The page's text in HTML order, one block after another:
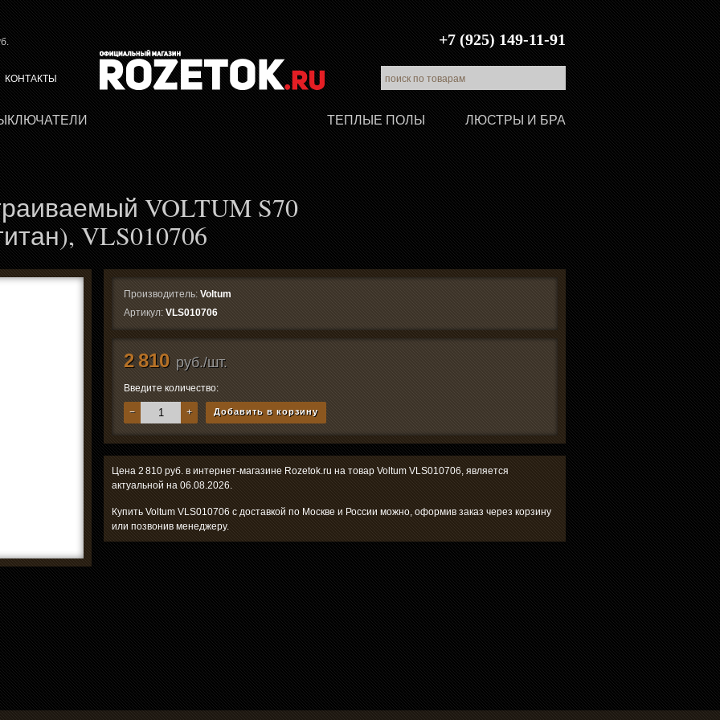
+7 (925) 149-11-91
КОНТАКТЫ
ЛЮСТРЫ И БРА
ТЕПЛЫЕ ПОЛЫ
VOLTUM S70
VLS010706
Производитель: Voltum
Артикул: VLS010706
2 810 руб./шт.
Введите количество:
− + Добавить в корзину
Цена 2 810 руб. в интернет-магазине Rozetok.ru на товар Voltum VLS010706, является
актуальной на 06.08.2026.
Купить Voltum VLS010706 с доставкой по Москве и России можно, оформив заказ через корзину
или позвонив менеджеру.